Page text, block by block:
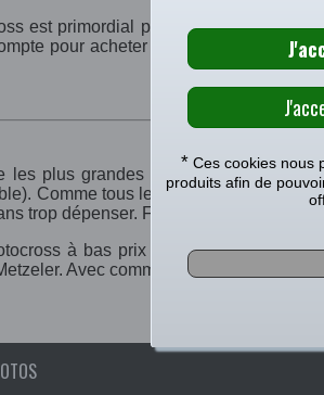
est primordial pour avoir les
pour acheter des pneus. Texture
les plus grandes marques de pneus
Comme tous les pneus crosset les
trop dépenser. Faites-nous confiance
à bas prix sur OH-MOTOS.
Avec comme d'habitude un
* Ces cookies nous
produits afin de